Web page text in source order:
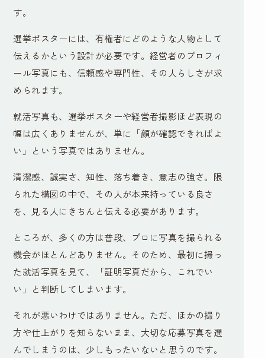
す。
選挙ポスターには、有権者にどのような人物として
伝えるかという設計が必要です。経営者のプロフィ
ール写真にも、信頼感や専門性、その人らしさが求
められます。
就活写真も、選挙ポスターや経営者撮影ほど表現の
幅は広くありませんが、単に「顔が確認できればよ
い」という写真ではありません。
清潔感、誠実さ、知性、落ち着き、意志の強さ。限
られた構図の中で、その人が本来持っている良さ
を、見る人にきちんと伝える必要があります。
ところが、多くの方は普段、プロに写真を撮られる
機会がほとんどありません。そのため、最初に撮っ
た就活写真を見て、「証明写真だから、これでい
い」と判断してしまいます。
それが悪いわけではありません。ただ、ほかの撮り
方や仕上がりを知らないまま、大切な応募写真を選
んでしまうのは、少しもったいないと思うのです。